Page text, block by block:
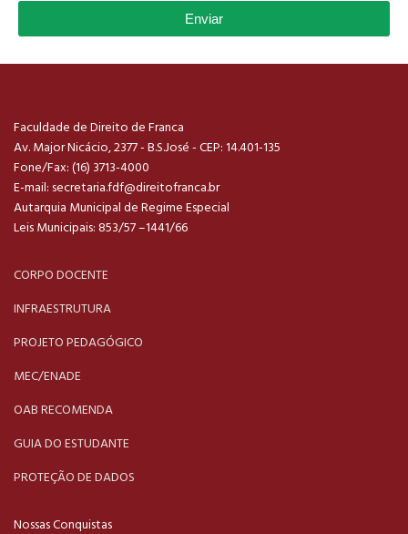
Enviar
Faculdade de Direito de Franca
Av. Major Nicácio, 2377 - B.S.José - CEP: 14.401-135
Fone/Fax: (16) 3713-4000
E-mail: secretaria.fdf@direitofranca.br
Autarquia Municipal de Regime Especial
Leis Municipais: 853/57 –1441/66
CORPO DOCENTE
INFRAESTRUTURA
PROJETO PEDAGÓGICO
MEC/ENADE
OAB RECOMENDA
GUIA DO ESTUDANTE
PROTEÇÃO DE DADOS
Nossas Conquistas